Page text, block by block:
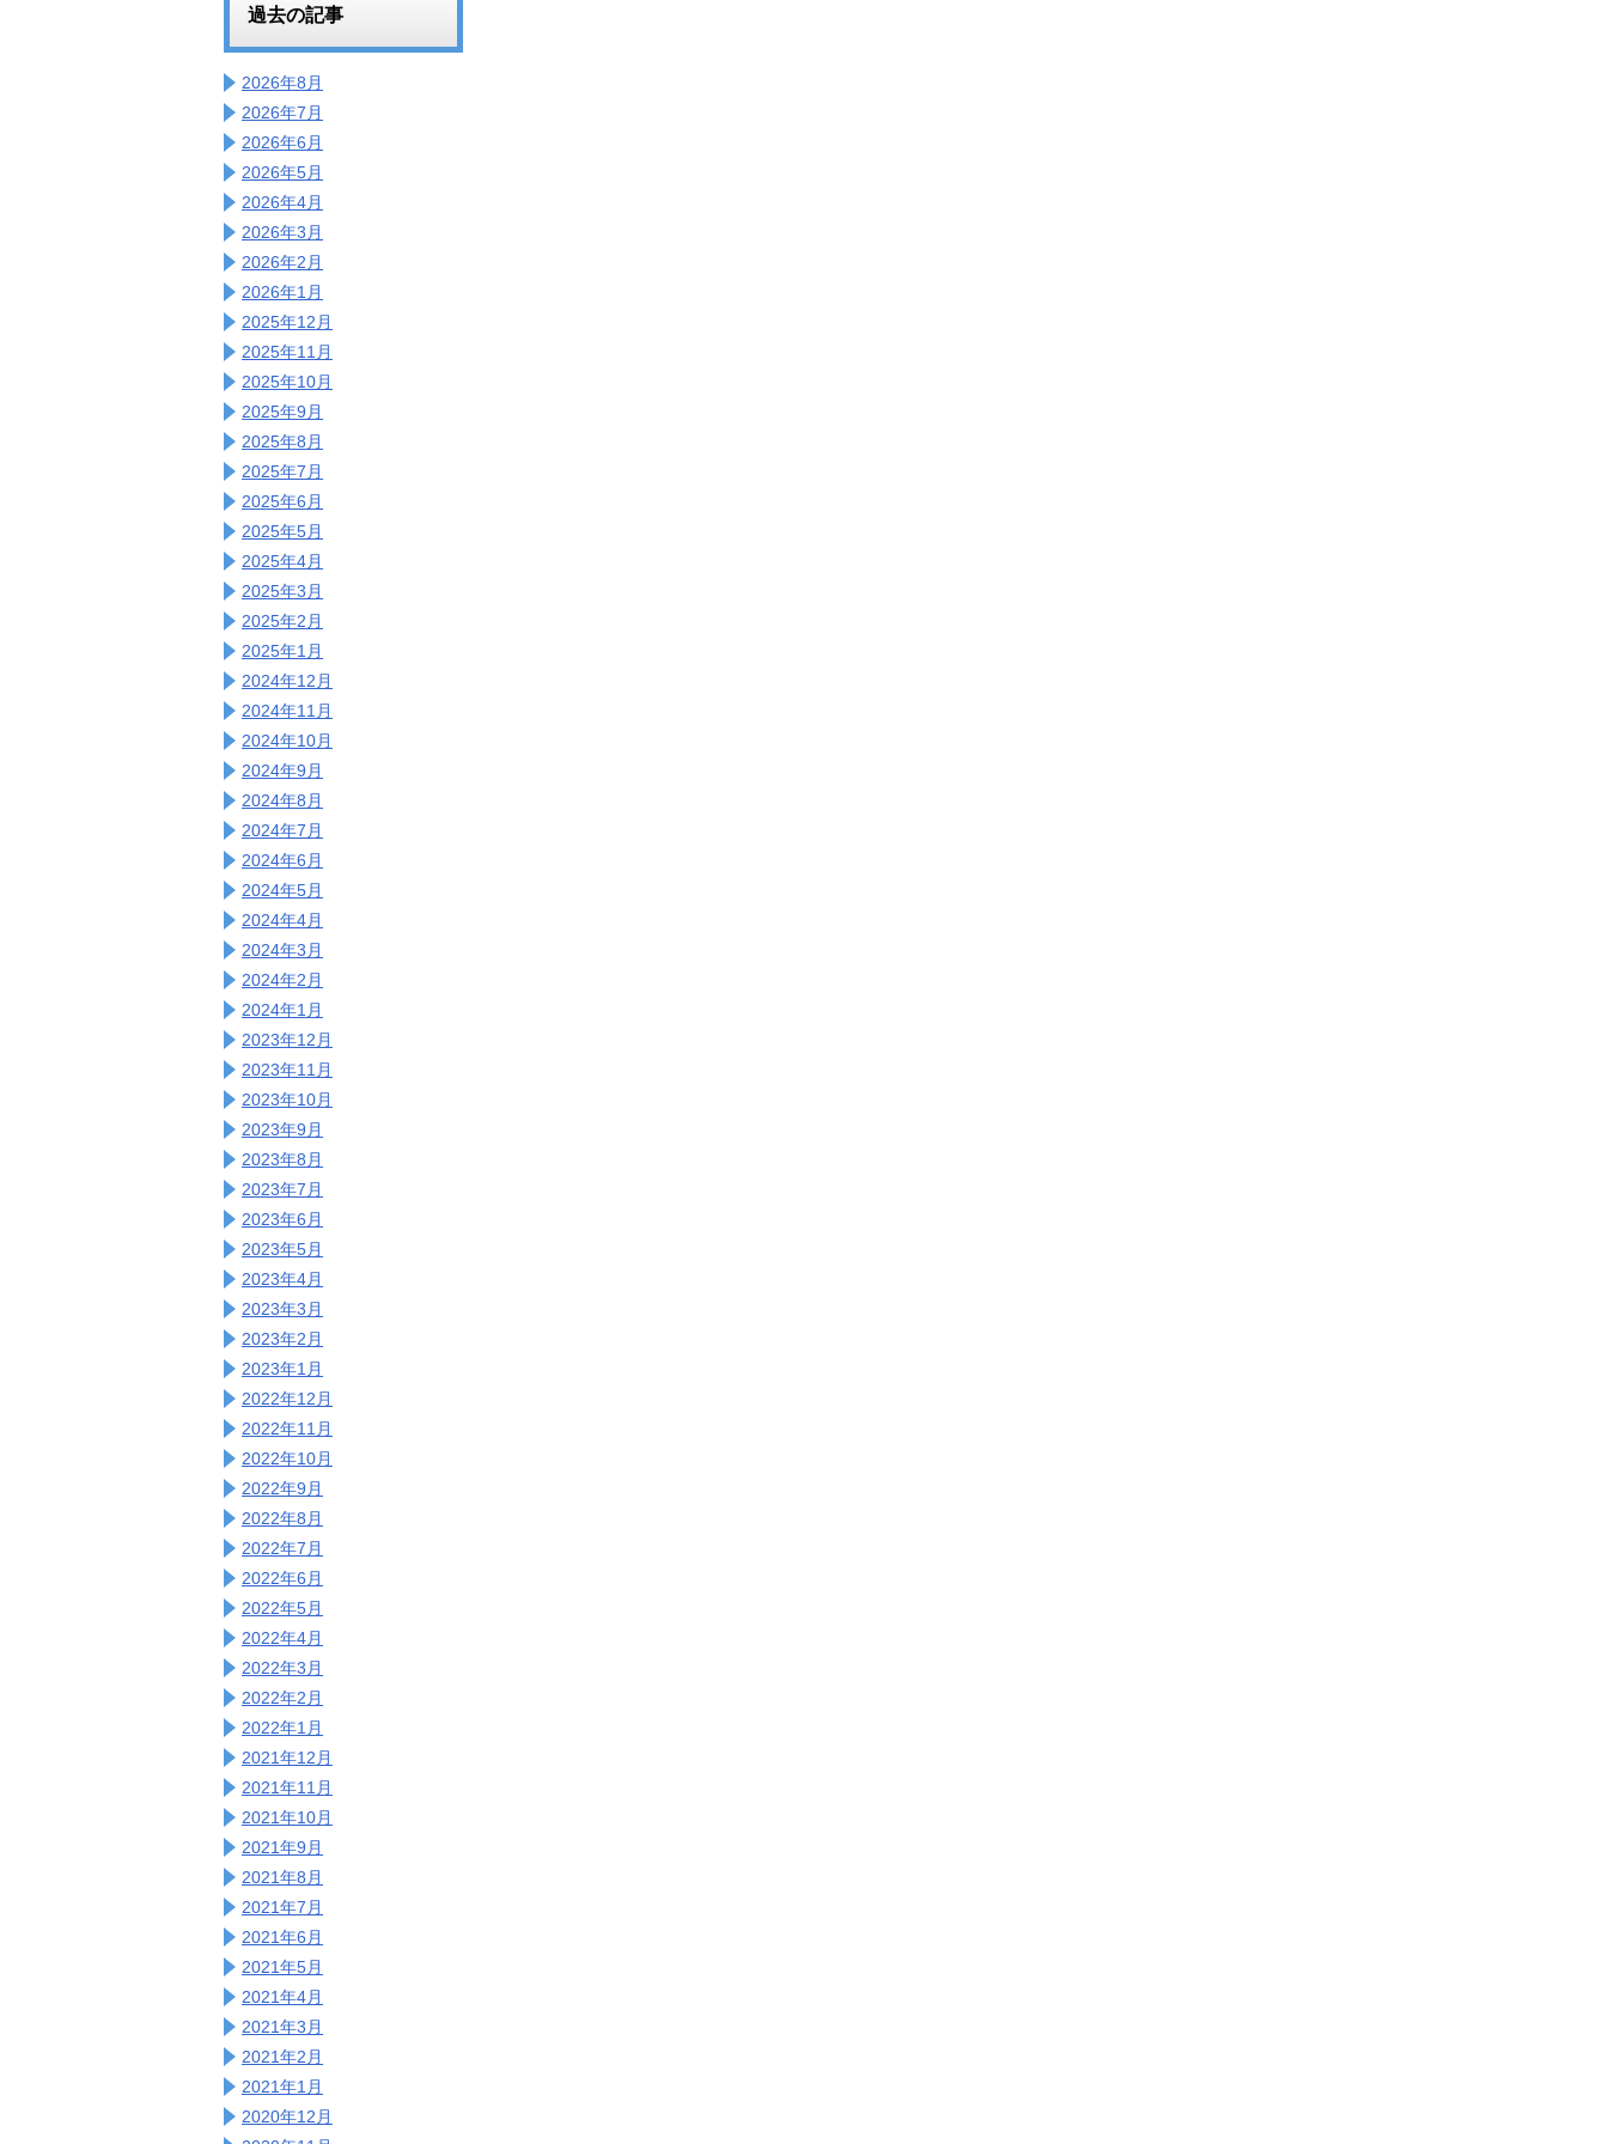
過去の記事
2026年8月
2026年7月
2026年6月
2026年5月
2026年4月
2026年3月
2026年2月
2026年1月
2025年12月
2025年11月
2025年10月
2025年9月
2025年8月
2025年7月
2025年6月
2025年5月
2025年4月
2025年3月
2025年2月
2025年1月
2024年12月
2024年11月
2024年10月
2024年9月
2024年8月
2024年7月
2024年6月
2024年5月
2024年4月
2024年3月
2024年2月
2024年1月
2023年12月
2023年11月
2023年10月
2023年9月
2023年8月
2023年7月
2023年6月
2023年5月
2023年4月
2023年3月
2023年2月
2023年1月
2022年12月
2022年11月
2022年10月
2022年9月
2022年8月
2022年7月
2022年6月
2022年5月
2022年4月
2022年3月
2022年2月
2022年1月
2021年12月
2021年11月
2021年10月
2021年9月
2021年8月
2021年7月
2021年6月
2021年5月
2021年4月
2021年3月
2021年2月
2021年1月
2020年12月